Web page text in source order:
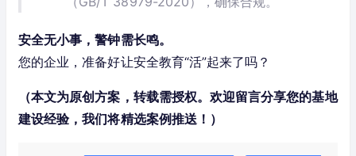
安全无小事，警钟需长鸣。
您的企业，准备好让安全教育“活”起来了吗？
（本文为原创方案，转载需授权。欢迎留言分享您的基地
建设经验，我们将精选案例推送！）